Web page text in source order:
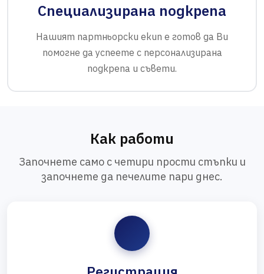
Специализирана подкрепа
Нашият партньорски екип е готов да Ви
помогне да успеете с персонализирана
подкрепа и съвети.
Как работи
Започнете само с четири прости стъпки и
започнете да печелите пари днес.